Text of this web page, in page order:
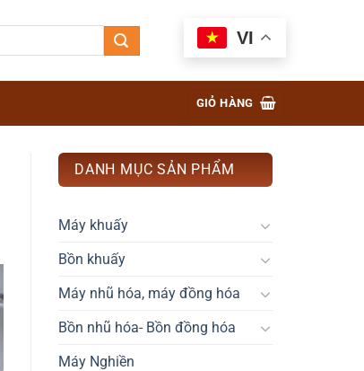
VI
GIỎ HÀNG
DANH MỤC SẢN PHẨM
Máy khuấy
Bồn khuấy
Máy nhũ hóa, máy đồng hóa
Bồn nhũ hóa- Bồn đồng hóa
Máy Nghiền